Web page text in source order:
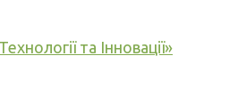
та Інновації»